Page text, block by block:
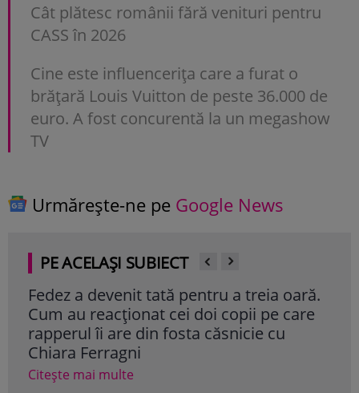
Cât plătesc românii fără venituri pentru
CASS în 2026
Cine este influencerița care a furat o
brățară Louis Vuitton de peste 36.000 de
euro. A fost concurentă la un megashow
TV
Urmărește-ne pe Google News
PE ACELAȘI SUBIECT
Fedez a devenit tată pentru a treia oară.
Cum au reacționat cei doi copii pe care
rapperul îi are din fosta căsnicie cu
Chiara Ferragni
Citește mai multe